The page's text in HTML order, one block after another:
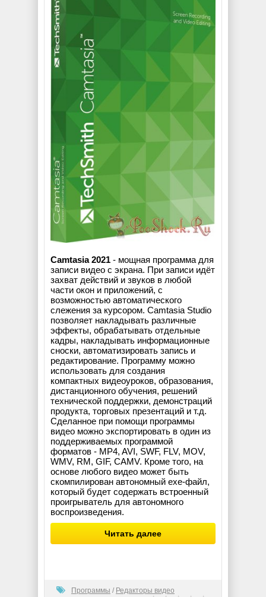
Camtasia 2021 - мощная программа для
записи видео с экрана. При записи идёт
захват действий и звуков в любой
части окон и приложений, с
возможностью автоматического
слежения за курсором. Camtasia Studio
позволяет накладывать различные
эффекты, обрабатывать отдельные
кадры, накладывать информационные
сноски, автоматизировать запись и
редактирование. Программу можно
использовать для создания
компактных видеоуроков, образования,
дистанционного обучения, решений
технической поддержки, демонстраций
продукта, торговых презентаций и т.д.
Сделанное при помощи программы
видео можно экспортировать в один из
поддерживаемых программой
форматов - MP4, AVI, SWF, FLV, MOV,
WMV, RM, GIF, CAMV. Кроме того, на
основе любого видео может быть
скомпилирован автономный exe-файл,
который будет содержать встроенный
проигрыватель для автономного
воспроизведения.
Читать далее
Программы / Редакторы видео